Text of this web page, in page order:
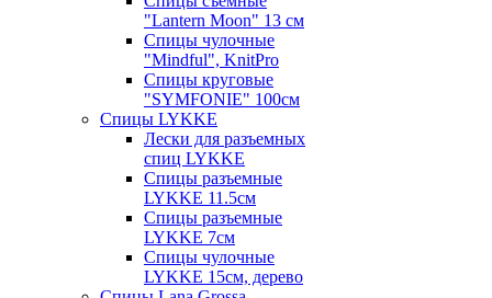
"Lantern Moon" 13 см
Спицы чулочные
"Mindful", KnitPro
Спицы круговые
"SYMFONIE" 100см
Спицы LYKKE
Лески для разъемных
спиц LYKKE
Спицы разъемные
LYKKE 11.5см
Спицы разъемные
LYKKE 7см
Спицы чулочные
LYKKE 15см, дерево